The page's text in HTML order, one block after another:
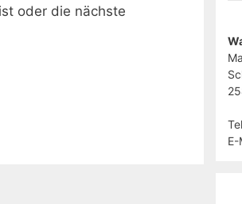
oder die nächste
E-